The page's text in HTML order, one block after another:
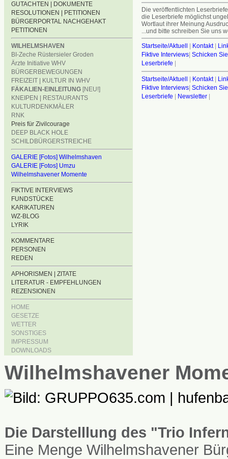
GUTACHTEN | DOKUMENTE
RESOLUTIONEN | PETITIONEN
BÜRGERPORTAL NACHGEHAKT
PETITIONEN
WILHELMSHAVEN
BI-Zeche Rüstersieler Groden
Ärzte Initiative WHV
BÜRGERBEWEGUNGEN
FREIZEIT | KULTUR IN WHV
FÄKALIEN-EINLEITUNG [NEU!]
KNEIPEN | RESTAURANTS
KULTURDENKMÄLER
RNK
Preis für Zivilcourage
DEEP BLACK HOLE
SCHILDBÜRGERSTREICHE
GALERIE [Fotos] Wilhelmshaven
GALERIE [Fotos] Umzu
Wilhelmshavener Momente
FIKTIVE INTERVIEWS
FUNDSTÜCKE
KARIKATUREN
WZ-BLOG
LYRIK
KOMMENTARE
PERSONEN
REDEN
APHORISMEN | ZITATE
LITERATUR - EMPFEHLUNGEN
REZENSIONEN
HOME
GESETZE
WETTER
SONSTIGES
IMPRESSUM
DOWNLOADS
Die veröffentlichten
die Leserbriefe möglichst
Wortlaut ihrer Meinung
...und bitte schreiben Sie uns
Startseite/Aktuell | Kontakt|
Fiktive Interviews| Schicken
Leserbriefe |
Startseite/Aktuell | Kontakt|
Fiktive Interviews| Schicken
Leserbriefe | Newsletter|
Wilhelmshavener
Die Darstelllung des "Trio
Eine Menge Wilhelmshavener